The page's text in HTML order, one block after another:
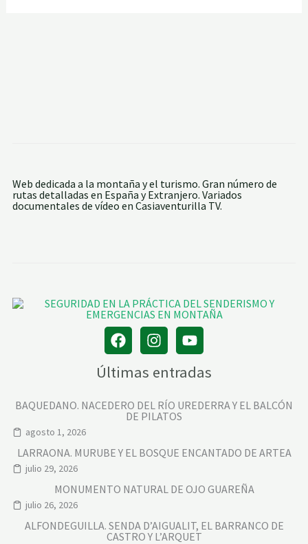
Web dedicada a la montaña y el turismo. Gran número de
rutas detalladas en España y Extranjero. Variados
documentales de vídeo en Casiaventurilla TV.
Últimas entradas
BAQUEDANO. NACEDERO DEL RÍO UREDERRA Y EL BALCÓN
DE PILATOS
agosto 1, 2026
LARRAONA. MURUBE Y EL BOSQUE ENCANTADO DE ARTEA
julio 29, 2026
MONUMENTO NATURAL DE OJO GUAREÑA
julio 26, 2026
ALFONDEGUILLA. SENDA D’AIGUALIT, EL BARRANCO DE
CASTRO Y L’ARQUET